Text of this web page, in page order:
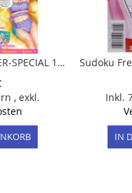
TOPMODEL SOMMER-SPECIAL 1/2025 "Mit tollen Nagelfolien und viel Mal- und Bastelspaß für den Sommer"
, exkl.
Inkl.
IN